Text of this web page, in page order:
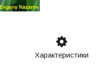
Характеристики